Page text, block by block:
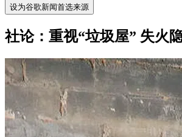
设为谷歌新闻首选来源
社论：重视“垃圾屋” 失火